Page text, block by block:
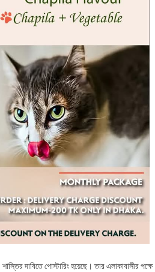
দাবিতে পোস্টারিং হয়েছে। তার এলাকাবাসীর পক্ষে